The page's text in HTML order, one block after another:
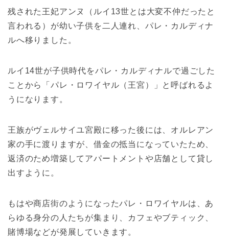
残された王妃アンヌ（ルイ13世とは大変不仲だったと
言われる）が幼い子供を二人連れ、パレ・カルディナ
ルへ移りました。
ルイ14世が子供時代をパレ・カルディナルで過ごした
ことから「パレ・ロワイヤル（王宮）」と呼ばれるよ
うになります。
王族がヴェルサイユ宮殿に移った後には、オルレアン
家の手に渡りますが、借金の抵当になっていたため、
返済のため増築してアパートメントや店舗として貸し
出すように。
もはや商店街のようになったパレ・ロワイヤルは、あ
らゆる身分の人たちが集まり、カフェやブティック、
賭博場などが発展していきます。